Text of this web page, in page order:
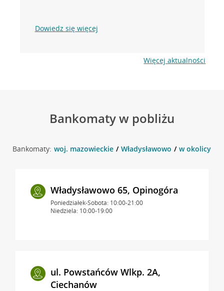
Dowiedz się więcej
Więcej aktualności
Bankomaty w pobliżu
Bankomaty: woj. mazowieckie Władysławowo w okolicy
Władysławowo 65, Opinogóra
Poniedziałek-Sobota: 10:00-21:00
Niedziela: 10:00-19:00
ul. Powstańców Wlkp. 2A,
Ciechanów